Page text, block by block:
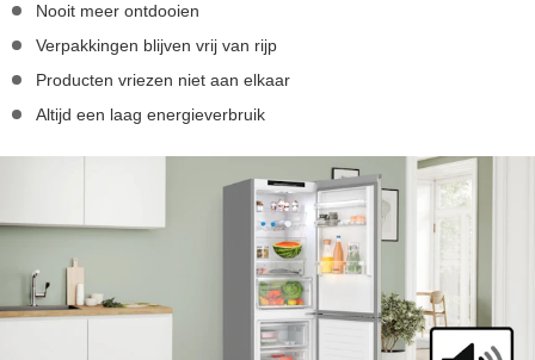
Nooit meer ontdooien
Verpakkingen blijven vrij van rijp
Producten vriezen niet aan elkaar
Altijd een laag energieverbruik